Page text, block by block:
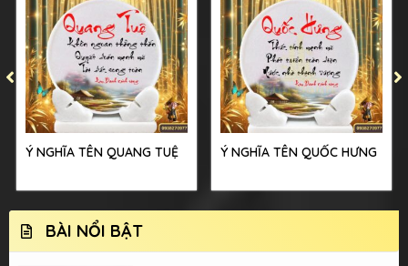
Ý NGHĨA TÊN QUANG TUỆ Ý NGHĨA TÊN QUỐC HƯNG
BÀI NỔI BẬT